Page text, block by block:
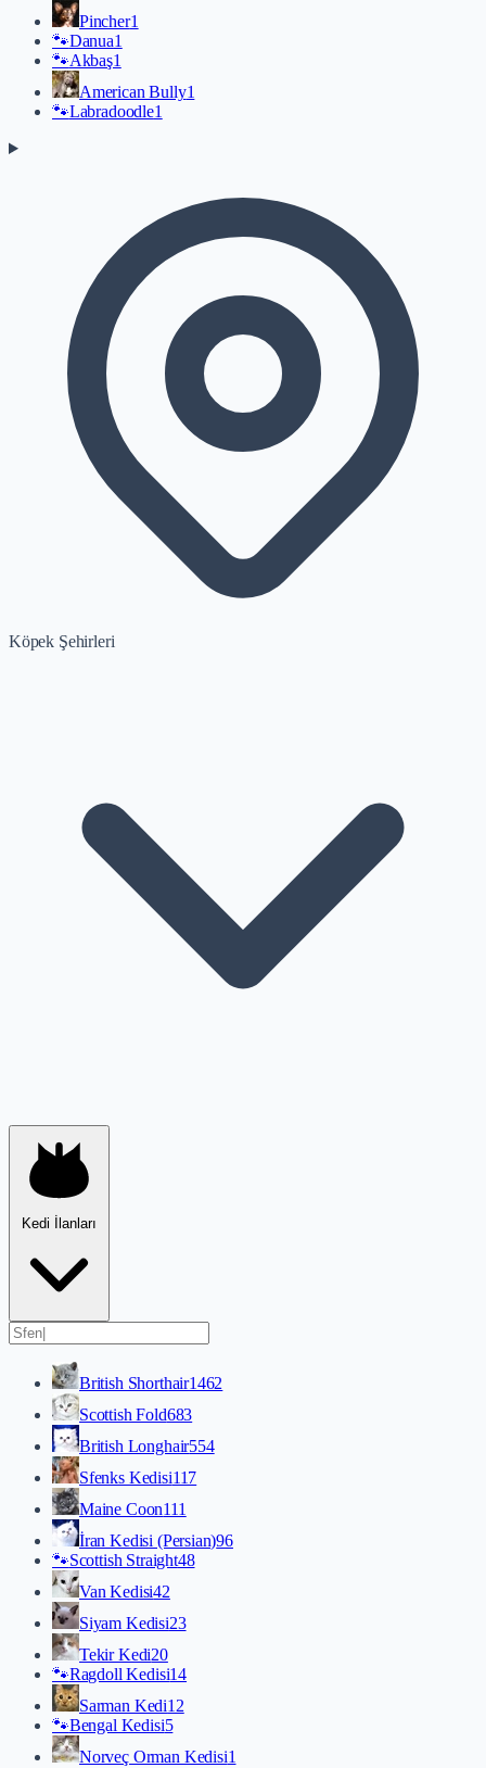
Pincher1
🐾Danua1
🐾Akbaş1
American Bully1
🐾Labradoodle1
Köpek Şehirleri
Kedi İlanları
British Shorthair1462
Scottish Fold683
British Longhair554
Sfenks Kedisi117
Maine Coon111
İran Kedisi (Persian)96
🐾Scottish Straight48
Van Kedisi42
Siyam Kedisi23
Tekir Kedi20
🐾Ragdoll Kedisi14
Sarman Kedi12
🐾Bengal Kedisi5
Norveç Orman Kedisi1